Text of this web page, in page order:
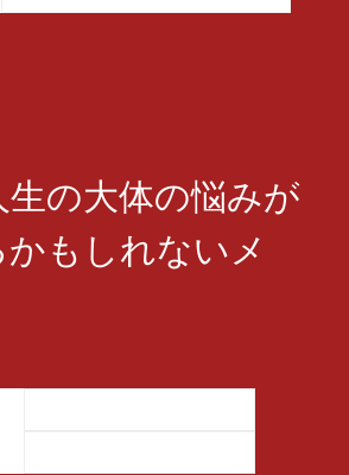
生の大体の悩みが
もしれないメ